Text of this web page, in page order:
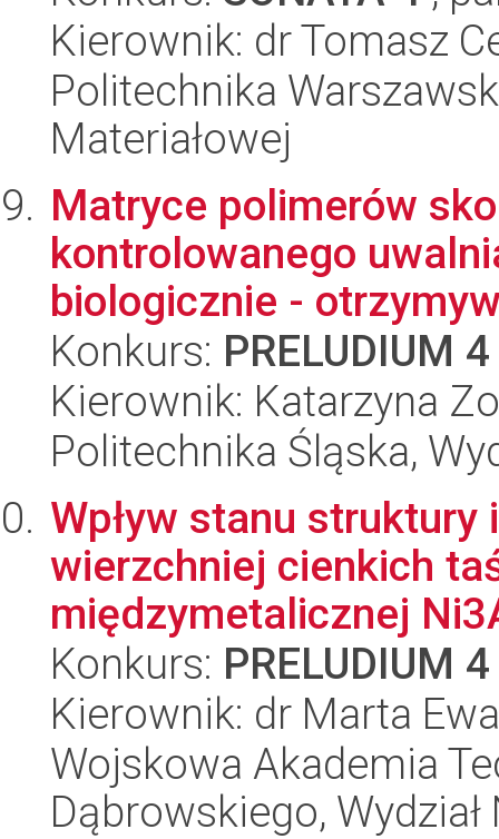
Kierownik: dr Tomasz
Politechnika
Materiałowej
Matryce polimerów
kontrolowanego
biologicznie -
Konkurs: PRELUDIUM 4
Kierownik: Katarzyna
Politechnika Śląska,
Wpływ stanu
wierzchniej cienkich
międzymetalicznej
Konkurs: PRELUDIUM 4
Kierownik: dr Marta
Wojskowa Akademia
Dąbrowskiego,